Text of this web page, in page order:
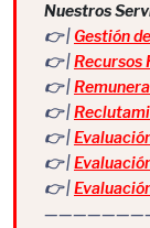
Nuestros
👉 |Gestión
👉 |Recursos
👉 |
👉 |
👉 |
👉 |
👉 |